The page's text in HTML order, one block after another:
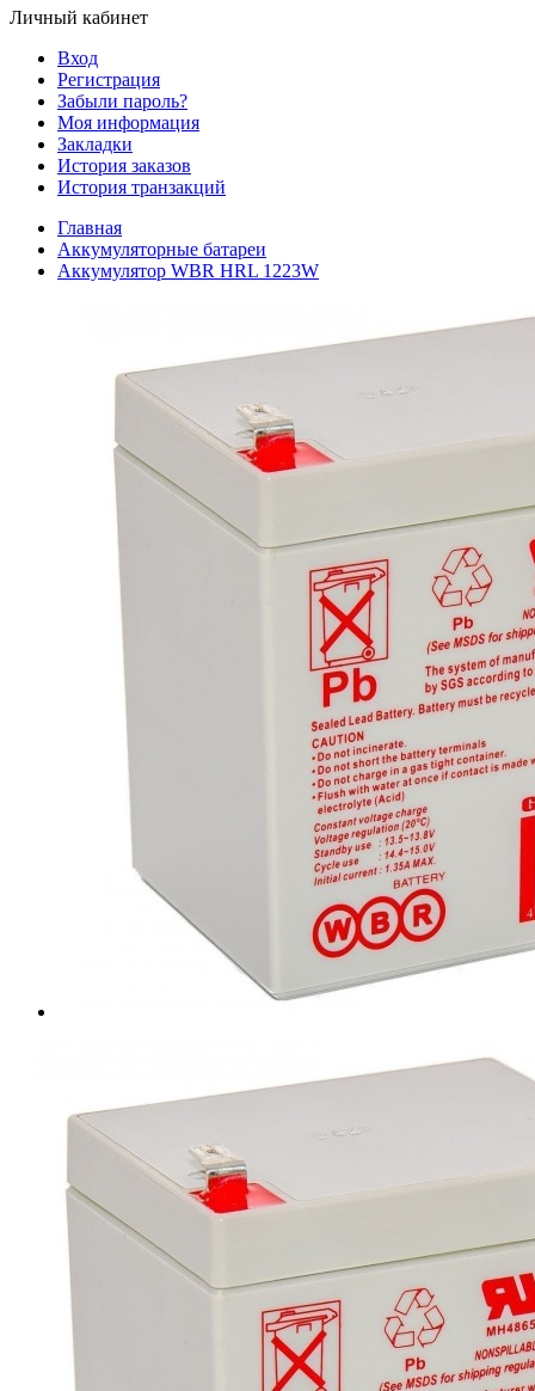
Личный кабинет
Вход
Регистрация
Забыли пароль?
Моя информация
Закладки
История заказов
История транзакций
Главная
Аккумуляторные батареи
Аккумулятор WBR HRL 1223W